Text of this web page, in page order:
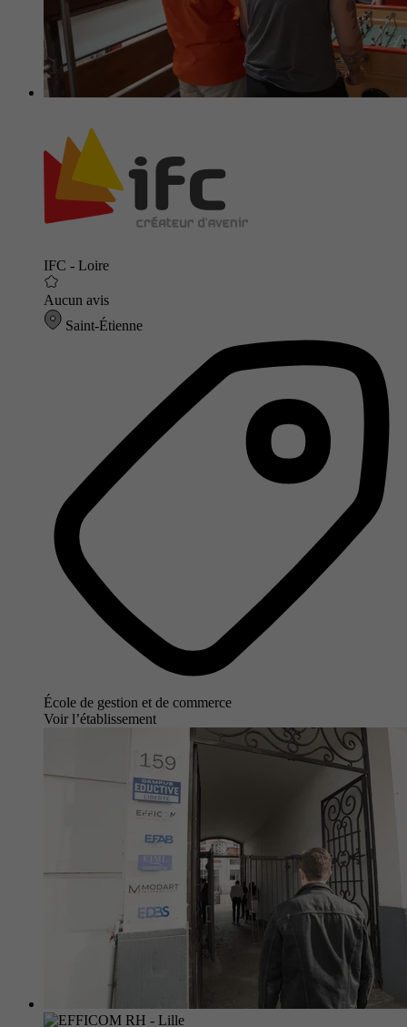
IFC - Loire
Aucun avis
Saint-Étienne
École de gestion et de commerce
Voir l’établissement